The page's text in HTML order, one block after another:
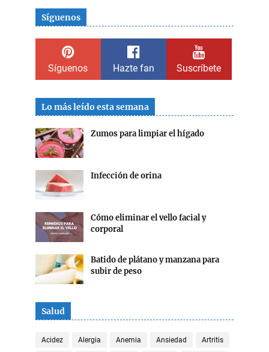
Síguenos
Síguenos Hazte fan Suscríbete
Lo más leído esta semana
Zumos para limpiar el hígado
Infección de orina
Cómo eliminar el vello facial y
corporal
Batido de plátano y manzana para
subir de peso
Salud
Acidez Alergia Anemia Ansiedad Artritis